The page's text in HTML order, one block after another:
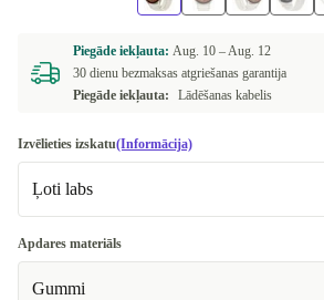
Piegāde iekļauta: Aug. 10 –Aug. 12
30 dienu bezmaksas atgriešanas garantija
Piegāde iekļauta:
Lādēšanas kabelis
Izvēlieties izskatu(Informācija)
Ļoti labs
Ļoti labs
Teicams
Apdares materiāls
Gummi